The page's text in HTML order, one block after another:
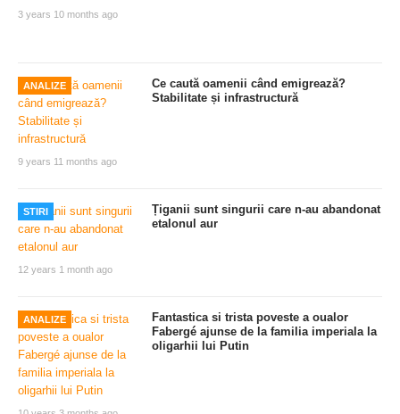
3 years 10 months ago
ANALIZE
9 years 11 months ago
Ce caută oamenii când emigrează?
Stabilitate și infrastructură
STIRI
12 years 1 month ago
Țiganii sunt singurii care n-au abandonat
etalonul aur
ANALIZE
Fantastica si trista poveste a oualor
Fabergé ajunse de la familia imperiala la
oligarhii lui Putin